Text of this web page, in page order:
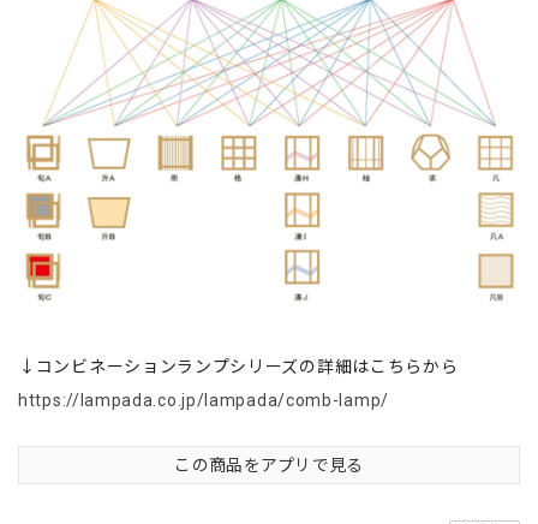
↓コンビネーションランプシリーズの詳細はこちらから
https://lampada.co.jp/lampada/comb-lamp/
この商品をアプリで見る